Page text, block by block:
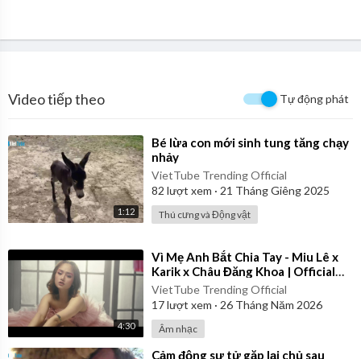
Video tiếp theo Tự động phát
1:12
⁣Bé lừa con mới sinh tung tăng chạy
nhảy
VietTube Trending Official
82 lượt xem · 21 Tháng Giêng 2025
Thú cưng và Động vật
4:30
⁣Vì Mẹ Anh Bắt Chia Tay - Miu Lê x
Karik x Châu Đăng Khoa | Official
Music Video
VietTube Trending Official
17lượt xem · 26 Tháng Năm 2026
Âm nhạc
⁣Cảm động sư tử gặp lại chủ sau